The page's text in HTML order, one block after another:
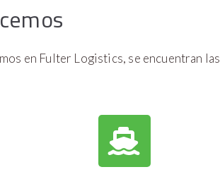
en Fulter Logistics, se encuentran las